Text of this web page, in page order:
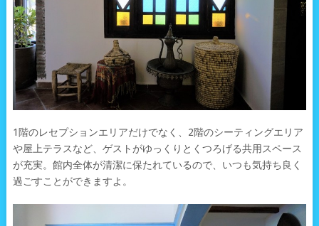
1階のレセプションエリアだけでなく、2階のシーティングエリア
や屋上テラスなど、ゲストがゆっくりとくつろげる共用スペース
が充実。館内全体が清潔に保たれているので、いつも気持ち良く
過ごすことができますよ。